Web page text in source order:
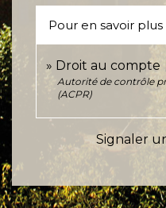
Pour en savoir plus
Droit au compte
Autorité de contrôle
(ACPR)
Signaler